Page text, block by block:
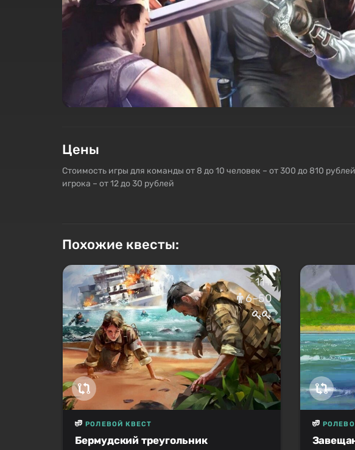
Цены
Стоимость игры для команды от 8 до 10 человек – от 300 до 810
игрока – от 12 до 30 рублей
Похожие квесты:
11+
6–50
Бермудский треугольник
РОЛЕВОЙ КВЕСТ